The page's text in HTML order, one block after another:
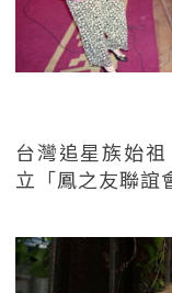
台灣追星族始
立「鳳之友聯誼